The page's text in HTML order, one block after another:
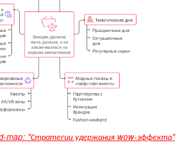
map: "Стратегии удержания wow-эффекта"